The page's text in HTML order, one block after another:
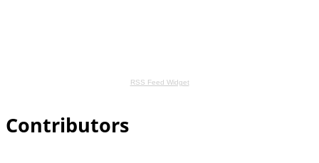
RSS Feed Widget
Contributors